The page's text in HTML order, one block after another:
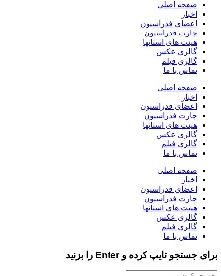
صفحه اصلی
اخبار
اعضای فدراسیون
چارت فدراسیون
هیئت های استانها
گالری عکس
گالری فیلم
تماس با ما
صفحه اصلی
اخبار
اعضای فدراسیون
چارت فدراسیون
هیئت های استانها
گالری عکس
گالری فیلم
تماس با ما
صفحه اصلی
اخبار
اعضای فدراسیون
چارت فدراسیون
هیئت های استانها
گالری عکس
گالری فیلم
تماس با ما
برای جستجو تایپ کرده و Enter را بزنید